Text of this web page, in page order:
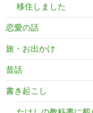
移住しました
恋愛の話
旅・お出かけ
昔話
書き起こし